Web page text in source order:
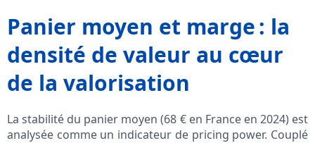
Panier moyen et marge : la
densité de valeur au cœur
de la valorisation
La stabilité du panier moyen (68 € en France en 2024) est
analysée comme un indicateur de pricing power. Couplé